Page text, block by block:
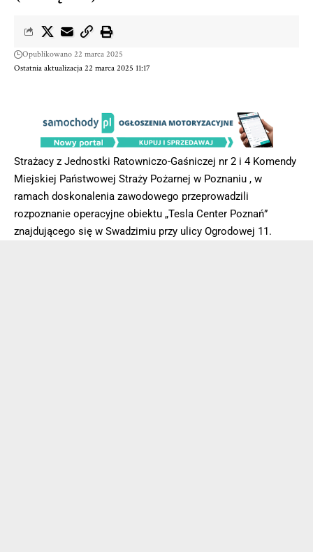
Ostatnia aktualizacja 22 marca 2025 11:17
Opublikowano 22 marca 2025
Strażacy z Jednostki Ratowniczo-Gaśniczej nr 2 i 4 Komendy
Miejskiej Państwowej Straży Pożarnej w Poznaniu , w
ramach doskonalenia zawodowego przeprowadzili
rozpoznanie operacyjne obiektu „Tesla Center Poznań”
znajdującego się w Swadzimiu przy ulicy Ogrodowej 11.